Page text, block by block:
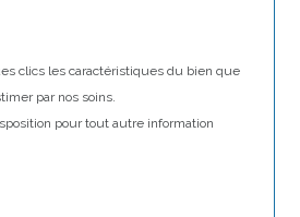
clics les caractéristiques du bien que
par nos soins.
pour tout autre information